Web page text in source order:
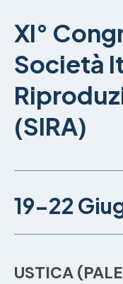
XI°
Società
(SIRA)
19-22
USTICA